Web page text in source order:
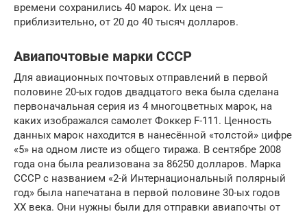
времени сохранились 40 марок. Их цена —
приблизительно, от 20 до 40 тысяч долларов.
Авиапочтовые марки СССР
Для авиационных почтовых отправлений в первой
половине 20-ых годов двадцатого века была сделана
первоначальная серия из 4 многоцветных марок, на
каких изображался самолет Фоккер F-111. Ценность
данных марок находится в нанесённой «толстой» цифре
«5» на одном листе из общего тиража. В сентябре 2008
года она была реализована за 86250 долларов. Марка
СССР с названием «2-й Интернациональный полярный
год» была напечатана в первой половине 30-ых годов
XX века. Они нужны были для отправки авиапочты от